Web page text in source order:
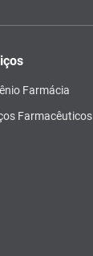
Farmácia
Farmacêuticos